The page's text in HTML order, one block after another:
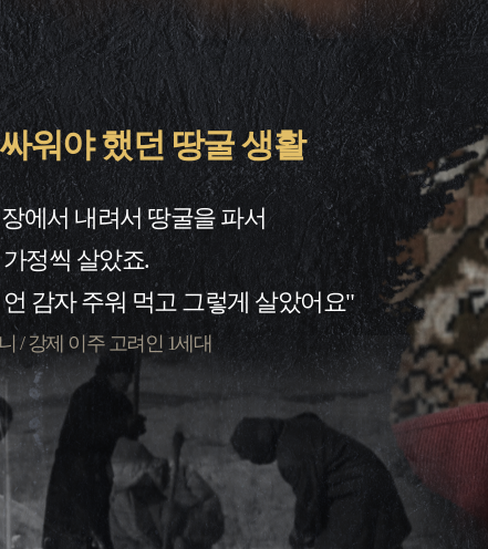
워야 했던 땅굴 생활
에서 내려서 땅굴을 파서
정씩 살았죠.
감자 주워 먹고 그렇게 살았어요"
/ 강제 이주 고려인 1세대